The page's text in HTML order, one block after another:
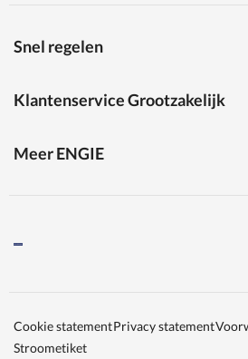
Snel regelen
Klantenservice Grootzakelijk
Meer ENGIE
Cookie statementPrivacy statement
Stroometiket